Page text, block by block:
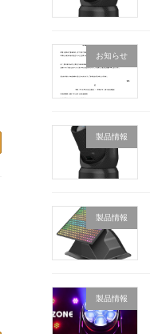
お知らせ
製品情報
製品情報
製品情報